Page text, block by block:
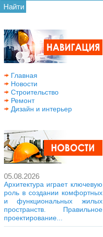
Найти
Главная
Новости
Строительство
Ремонт
Дизайн и интерьер
05.08.2026
Архитектура играет ключевую
роль в создании комфортных
и функциональных жилых
пространств. Правильное
проектирование...